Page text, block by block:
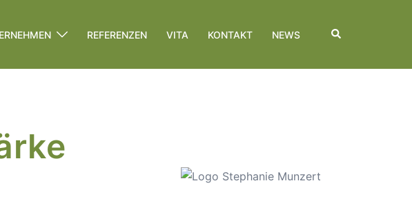
REFERENZEN VITA KONTAKT NEWS Suche